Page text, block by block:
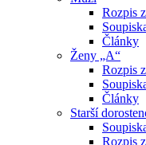
Rozpis
Články
Ženy „A“
Rozpis
Články
Starší
Rozpis